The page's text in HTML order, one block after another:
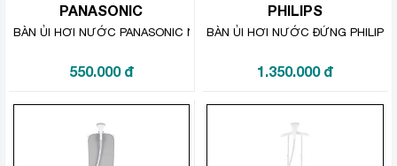
PANASONIC
BÀN ỦI HƠI NƯỚC PANASONIC NI-M250TPRA
550.000 đ
PHILIPS
BÀN ỦI HƠI NƯỚC ĐỨNG PHILIPS
1.350.000 đ